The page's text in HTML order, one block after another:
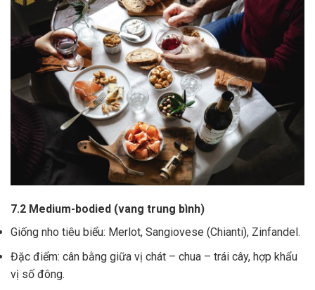
7.2 Medium-bodied (vang trung bình)
Giống nho tiêu biểu: Merlot, Sangiovese (Chianti), Zinfandel.
Đặc điểm: cân bằng giữa vị chát – chua – trái cây, hợp khẩu
vị số đông.